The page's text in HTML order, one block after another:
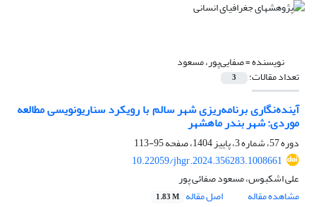
نویسنده =صفایی‌پور، مسعود
تعداد مقالات: 3
آینده‌نگاری برنامه‌ریزی شهر سالم با رویکرد سناریونویسی مطالعه
موردی: شهر بندر ماهشهر
دوره 57، شماره 3، پاییز 1404، صفحه
95-113
10.22059/jhgr.2024.356283.1008661
علی اشکبوس، مسعود صفائی پور
مشاهده مقاله
اصل مقاله 1.83 M